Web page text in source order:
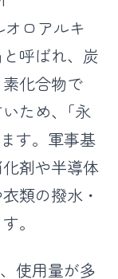
ロアルキ
呼ばれ、炭
化合物で
ため、｢永
す。軍事基
剤や半導体
類の撥水・
。
使用量が多